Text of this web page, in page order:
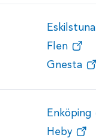
Eskilstuna
Flen
Gnesta
Enköping
Heby